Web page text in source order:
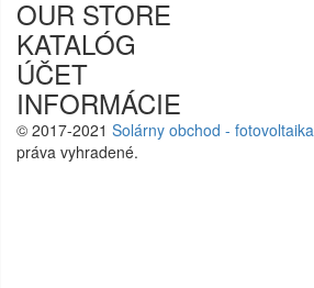
OUR STORE
KATALÓG
ÚČET
INFORMÁCIE
© 2017-2021 Solárny obchod - fotovoltaika
práva vyhradené.